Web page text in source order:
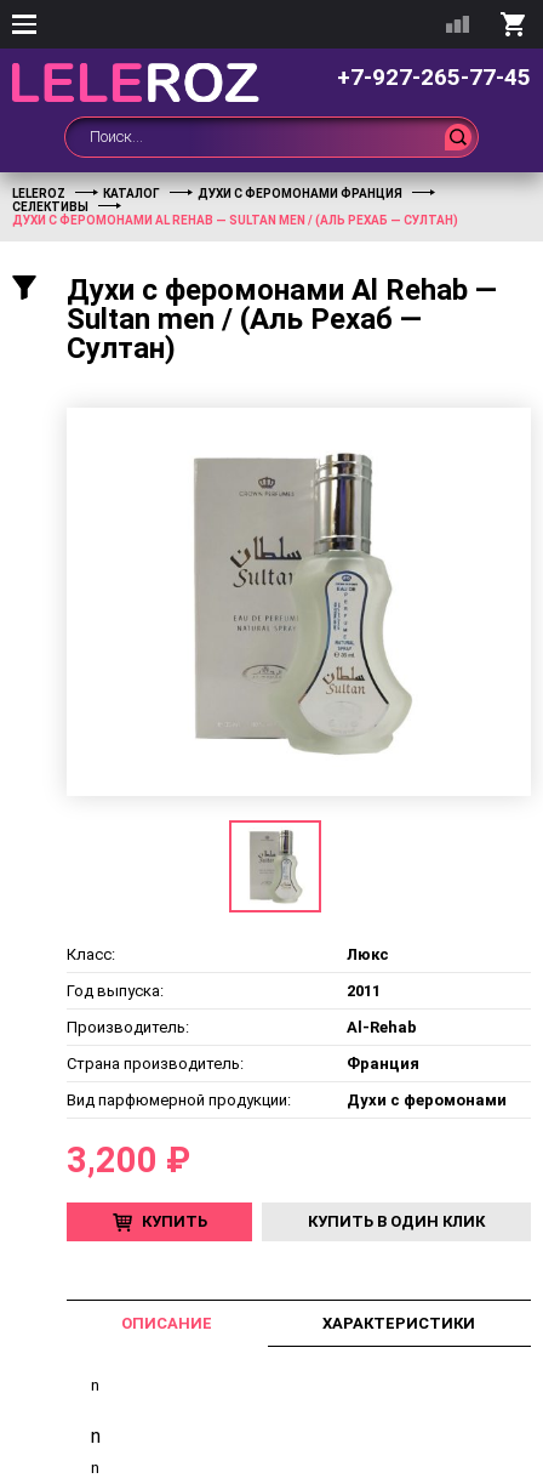
+7-927-265-77-45
LELEROZ КАТАЛОГ
ДУХИ С ФЕРОМОНАМИ ФРАНЦИЯ
СЕЛЕКТИВЫ
ДУХИ С ФЕРОМОНАМИ AL REHAB — SULTAN MEN / (АЛЬ РЕХАБ — СУЛТАН)
Духи с феромонами Al Rehab —
Sultan men / (Аль Рехаб —
Султан)
Класс:
Люкс
Год выпуска:
2011
Производитель:
Al-Rehab
Страна производитель:
Франция
Вид парфюмерной продукции:
Духи с феромонами
3,200 ₽
КУПИТЬ КУПИТЬ В ОДИН КЛИК
ОПИСАНИЕ ХАРАКТЕРИСТИКИ
n
n
n